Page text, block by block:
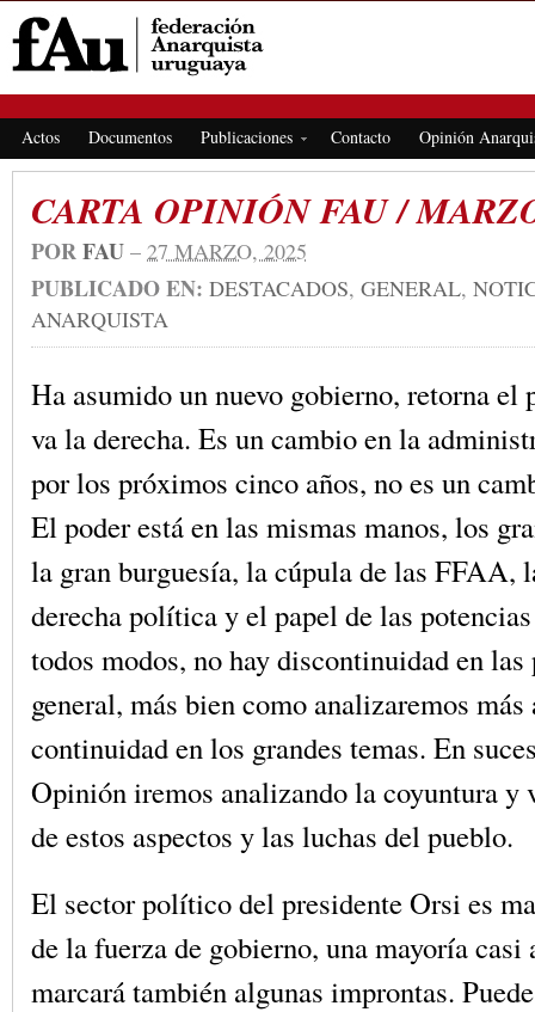
Actos Documentos Publicaciones Contacto Opinión
CARTA OPINIÓN FAU /
PORFAU – 27 MARZO, 2025
PUBLICADO EN: DESTACADOS, GENERAL,
ANARQUISTA
Ha asumido un nuevo gobierno, retorna el
va la derecha. Es un cambio en la
por los próximos cinco años, no es un
El poder está en las mismas manos, los
la gran burguesía, la cúpula de las FFAA,
derecha política y el papel de las
todos modos, no hay discontinuidad en
general, más bien como analizaremos más
continuidad en los grandes temas. En
Opinión iremos analizando la coyuntura y
de estos aspectos y las luchas del pueblo.
El sector político del presidente Orsi es
de la fuerza de gobierno, una mayoría casi
marcará también algunas improntas.